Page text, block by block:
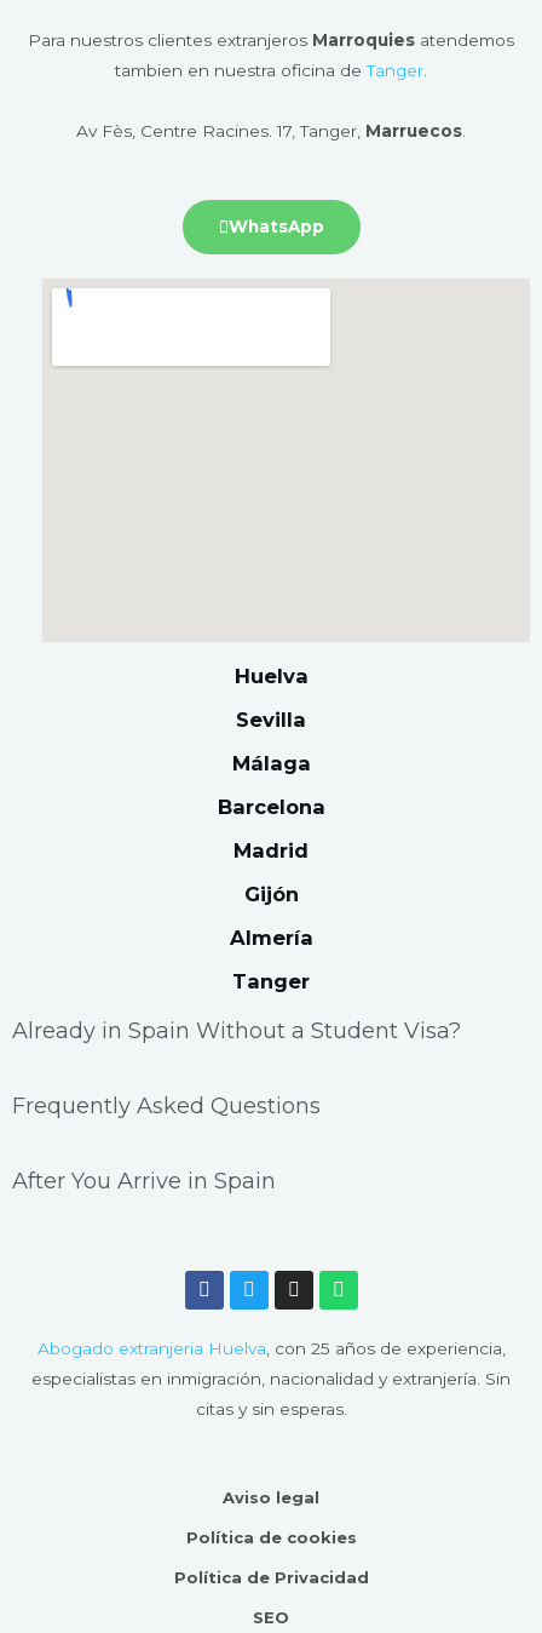
Para nuestros clientes extranjeros Marroquies atendemos
tambien en nuestra oficina deTanger
Av Fès, Centre Racines. 17, Tanger, Marruecos
WhatsApp
Huelva
Sevilla
Málaga
Barcelona
Madrid
Gijón
Almería
Tanger
Already in Spain Without a Student Visa?
Frequently Asked Questions
After You Arrive in Spain
F
a
c
b
o
o
k
T
w
i
t
e
I
n
s
a
g
a
W
h
a
s
a
p
Abogado extranjeria Huelva , con 25 años de experiencia,
especialistas en inmigración, nacionalidad y extranjería. Sin
citas y sin esperas.
Aviso legal
Política de cookies
Política de Privacidad
SEO